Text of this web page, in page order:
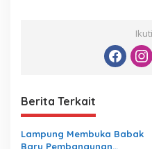
Berita Terkait
Lampung Membuka Babak
Baru Pembangunan